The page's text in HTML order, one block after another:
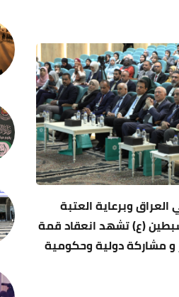
وبرعاية العتبة
(ع) تشهد انعقاد قمة
مشاركة دولية وحكومية